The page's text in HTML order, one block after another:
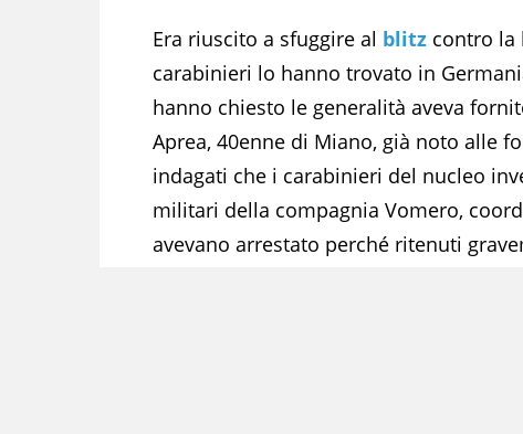
Era riuscito a sfuggire al blitz contro la
carabinieri lo hanno trovato in
hanno chiesto le generalità aveva
Aprea, 40enne di Miano, già noto alle
indagati che i carabinieri del nucleo
militari della compagnia Vomero,
avevano arrestato perché ritenuti